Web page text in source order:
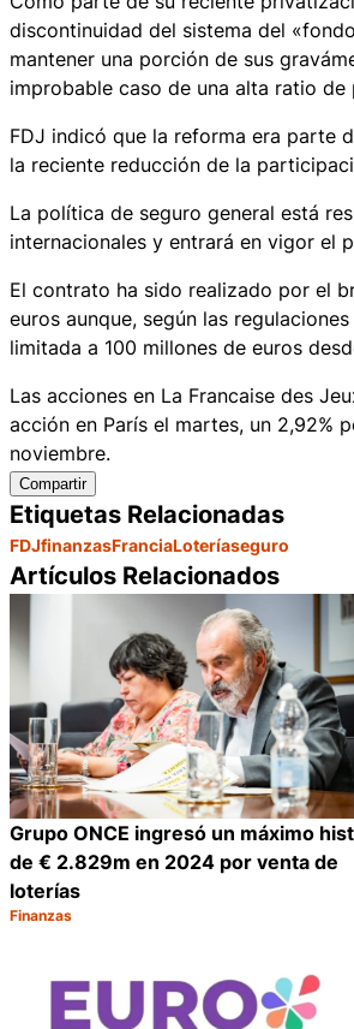
discontinuidad del sistema del
mantener una porción de sus
improbable caso de una alta ratio de
FDJ indicó que la reforma era parte
la reciente reducción de la
La política de seguro general está
internacionales y entrará en vigor el
El contrato ha sido realizado por el
euros aunque, según las
limitada a 100 millones de euros
Las acciones en La Francaise des
acción en París el martes, un 2,92%
noviembre.
Compartir
Etiquetas Relacionadas
FDJfinanzasFranciaLoteríaseguro
Artículos Relacionados
Grupo ONCE ingresó un máximo
de € 2.829m en 2024 por venta de
loterías
Categoría:
Finanzas